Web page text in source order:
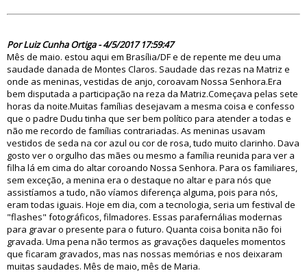
Por Luiz Cunha Ortiga - 4/5/2017 17:59:47
Mês de maio. estou aqui em Brasília/DF e de repente me deu uma
saudade danada de Montes Claros. Saudade das rezas na Matriz e
onde as meninas, vestidas de anjo, coroavam Nossa Senhora.Era
bem disputada a participação na reza da Matriz.Começava pelas sete
horas da noite.Muitas famílias desejavam a mesma coisa e confesso
que o padre Dudu tinha que ser bem político para atender a todas e
não me recordo de famílias contrariadas. As meninas usavam
vestidos de seda na cor azul ou cor de rosa, tudo muito clarinho. Dava
gosto ver o orgulho das mães ou mesmo a família reunida para ver a
filha lá em cima do altar coroando Nossa Senhora. Para os familiares,
sem exceção, a menina era o destaque no altar e para nós que
assistíamos a tudo, não víamos diferença alguma, pois para nós,
eram todas iguais. Hoje em dia, com a tecnologia, seria um festival de
"flashes" fotográficos, filmadores. Essas parafernálias modernas
para gravar o presente para o futuro. Quanta coisa bonita não foi
gravada. Uma pena não termos as gravações daqueles momentos
que ficaram gravados, mas nas nossas memórias e nos deixaram
muitas saudades. Mês de maio, mês de Maria.